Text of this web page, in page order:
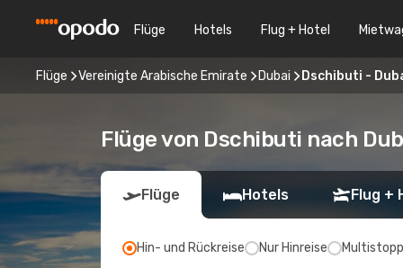
Flüge Hotels Flug + Hotel
Flüge Vereinigte Arabische Emirate Dubai Dschibuti -
Flüge von Dschibuti nach
Flüge Hotels Flug +
Hin- und Rückreise Nur Hinreise Multistopp